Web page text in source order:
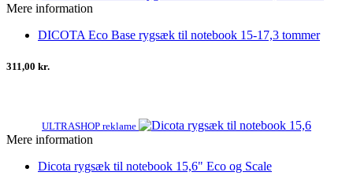
Mere information
DICOTA Eco Base rygsæk til notebook 15-17,3 tommer
311,00 kr.
ULTRASHOP reklame
Mere information
Dicota rygsæk til notebook 15,6" Eco og Scale